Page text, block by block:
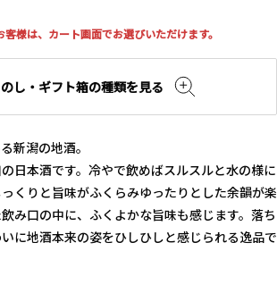
様は、カート画面でお選びいただけます。
のし・ギフト箱の種類を見る
新潟の地酒。
日本酒です。冷やで飲めばスルスルと水の様に
くりと旨味がふくらみゆったりとした余韻が楽
み口の中に、ふくよかな旨味も感じます。落ち
に地酒本来の姿をひしひしと感じられる逸品で